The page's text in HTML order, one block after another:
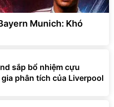
Munich: Khó
sắp bổ nhiệm cựu
phân tích của Liverpool